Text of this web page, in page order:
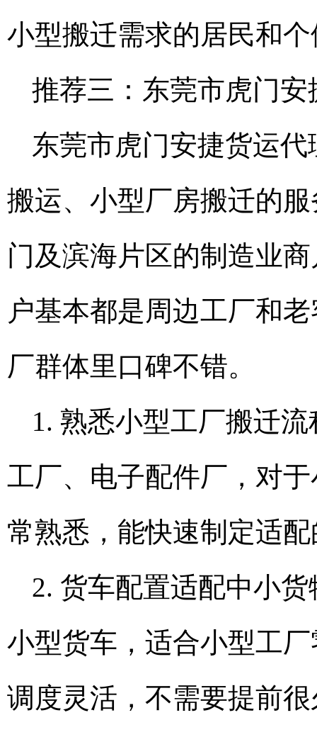
小型搬迁需求的居民和
推荐三：东莞市虎门
东莞市虎门安捷货运
搬运、小型厂房搬迁的
门及滨海片区的制造业
户基本都是周边工厂和
厂群体里口碑不错。
1. 熟悉小型工厂搬迁
工厂、电子配件厂，对
常熟悉，能快速制定适
2. 货车配置适配中小
小型货车，适合小型工
调度灵活，不需要提前